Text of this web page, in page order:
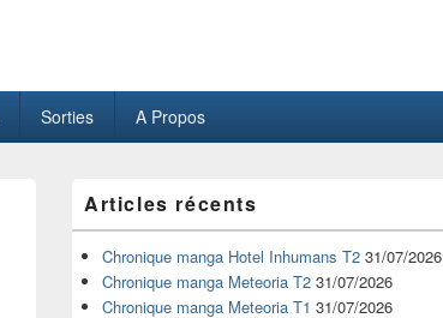
Sorties A Propos
principale
de
widget
pour
Articles récents
Chronique manga Hotel Inhumans T2 31/07/2026
Chronique manga Meteoria T2 31/07/2026
Chronique manga Meteoria T1 31/07/2026